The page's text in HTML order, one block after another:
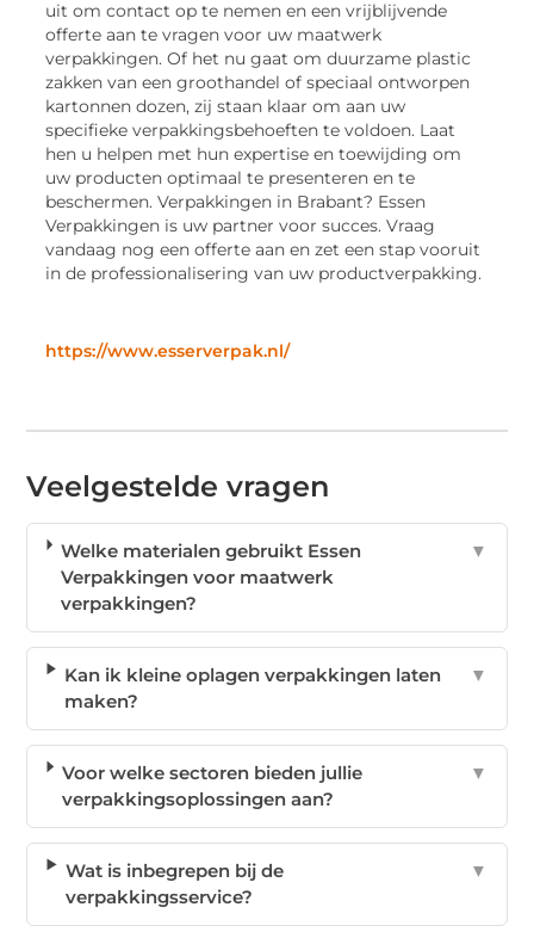
uit om contact op te nemen en een vrijblijvende
offerte aan te vragen voor uw maatwerk
verpakkingen. Of het nu gaat om duurzame plastic
zakken van een groothandel of speciaal ontworpen
kartonnen dozen, zij staan klaar om aan uw
specifieke verpakkingsbehoeften te voldoen. Laat
hen u helpen met hun expertise en toewijding om
uw producten optimaal te presenteren en te
beschermen. Verpakkingen in Brabant? Essen
Verpakkingen is uw partner voor succes. Vraag
vandaag nog een offerte aan en zet een stap vooruit
in de professionalisering van uw productverpakking.
https://www.esserverpak.nl/
Veelgestelde vragen
Welke materialen gebruikt Essen
Verpakkingen voor maatwerk
verpakkingen?
▼
Kan ik kleine oplagen verpakkingen laten
maken?
▼
Voor welke sectoren bieden jullie
verpakkingsoplossingen aan?
▼
Wat is inbegrepen bij de
verpakkingsservice?
▼